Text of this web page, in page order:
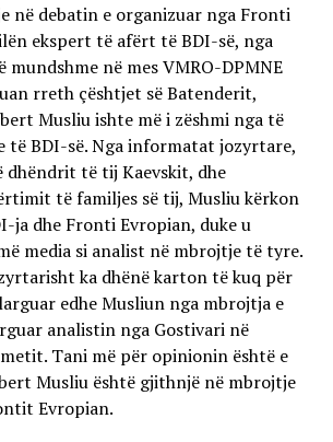
në debatin e organizuar nga Fronti
ekspert të afërt të BDI-së, nga
mundshme në mes VMRO-DPMNE
rreth çështjet së Batenderit,
Musliu ishte më i zëshmi nga të
të BDI-së. Nga informatat jozyrtare,
dhëndrit të tij Kaevskit, dhe
të familjes së tij, Musliu kërkon
ja dhe Fronti Evropian, duke u
media si analist në mbrojtje të tyre.
ka dhënë karton të kuq për
edhe Musliun nga mbrojtja e
analistin nga Gostivari në
Tani më për opinionin është e
Musliu është gjithnjë në mbrojtje
Evropian.